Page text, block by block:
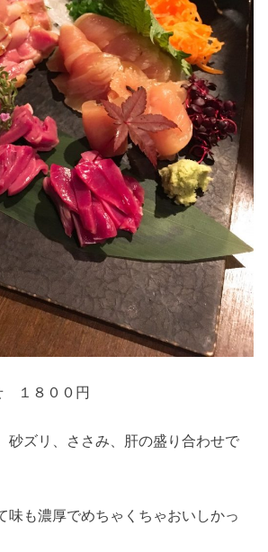
１８００円
砂ズリ、ささみ、肝の盛り合わせで
味も濃厚でめちゃくちゃおいしかっ